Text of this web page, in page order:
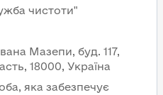
чистоти"
Мазепи, буд. 117,
18000, Україна
яка забезпечує